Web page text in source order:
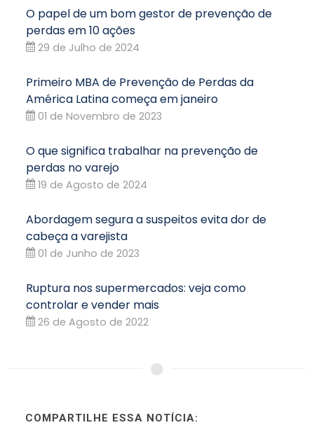
O papel de um bom gestor de prevenção de
perdas em 10 ações
29 de Julho de 2024
Primeiro MBA de Prevenção de Perdas da
América Latina começa em janeiro
01 de Novembro de 2023
O que significa trabalhar na prevenção de
perdas no varejo
19 de Agosto de 2024
Abordagem segura a suspeitos evita dor de
cabeça a varejista
01 de Junho de 2023
Ruptura nos supermercados: veja como
controlar e vender mais
26 de Agosto de 2022
COMPARTILHE ESSA NOTÍCIA: